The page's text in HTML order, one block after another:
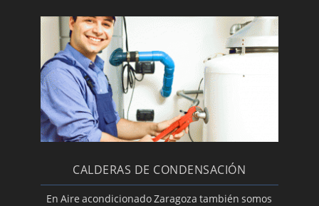
Nuestros Productos
Cambio de filtros
Reparaciones garantizadas
Motores de lamas
OFERTAS AIRE ACONDICIONADO VERANO
2014
Marcas de calidad
Uso adecuado de su aire acondicionado
Mandos universales
CALDERAS DE CONDENSACIÓN
En Aire acondicionado Zaragoza también somos